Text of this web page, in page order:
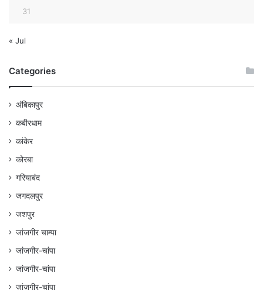
31
« Jul
Categories
अंबिकापुर
कबीरधाम
कांकेर
कोरबा
गरियाबंद
जगदलपुर
जशपुर
जांजगीर चाम्पा
जांजगीर-चांपा
जांजगीर-चांपा
जांजगीर-चांपा